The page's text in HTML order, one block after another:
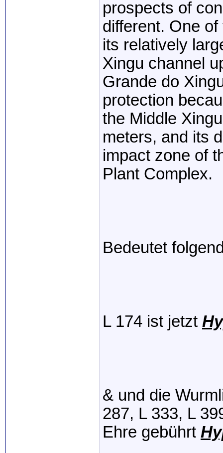
prospects of
different. One
its relatively
Xingu channel
Grande do
protection
the Middle
meters, and its
impact zone of
Plant Complex.
Bedeutet
L 174 ist jetzt
& und die
287, L 333, L
Ehre gebührt